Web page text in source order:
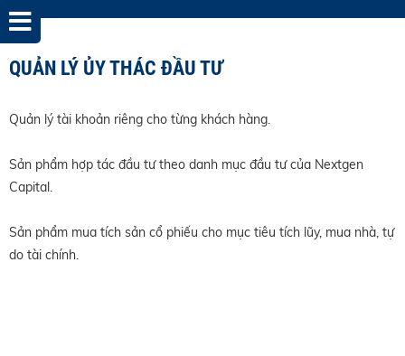
QUẢN LÝ ỦY THÁC ĐẦU TƯ
Quản lý tài khoản riêng cho từng khách hàng.
Sản phẩm hợp tác đầu tư theo danh mục đầu tư của Nextgen
Capital.
Sản phẩm mua tích sản cổ phiếu cho mục tiêu tích lũy, mua nhà, tự
do tài chính.